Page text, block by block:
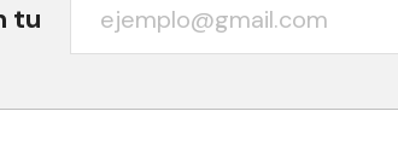
tu